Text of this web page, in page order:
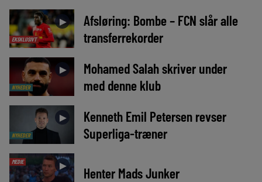
EKSKLUSIVT
►
Afsløring: Bombe – FCN slår alle
transferrekorder
NYHEDER
►
Mohamed Salah skriver under
med denne klub
NYHEDER
►
Kenneth Emil Petersen revser
Superliga-træner
MEDIE ► Henter Mads Junker